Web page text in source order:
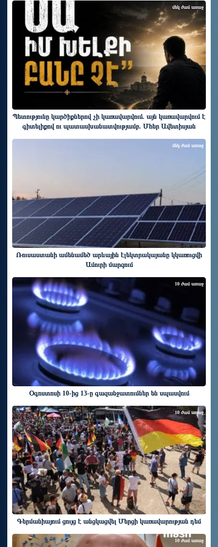
Պետությունը կարծիքներով չի կառավարվում. այն կառավարվում է
գիտելիքով ու պատասխանատվությամբ. Մհեր Ավետիսյան
մեկ ժամ առաջ
Ռուսաստանի ամենամեծ արևային էլեկտրակայանը կկառուցվի
Ամուրի մարզում
մեկ ժամ առաջ
Օգոստոսի 10-ից 13-ը գազանջատումներ են սպասվում
10 ժամ առաջ
Գերմանիայում ցույց է անցկացվել Մերցի կառավարության դեմ
10 ժամ առաջ
10 ժամ առաջ